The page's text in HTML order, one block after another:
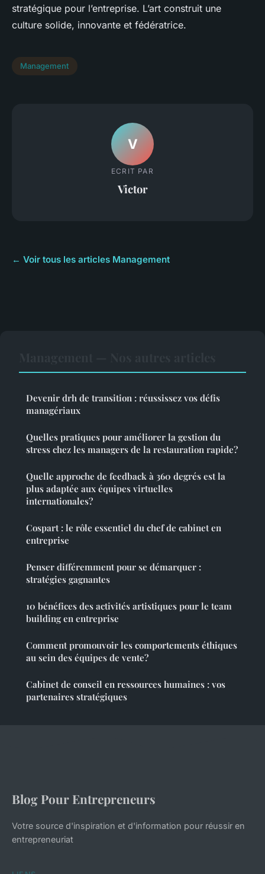
stratégique pour l’entreprise. L’art construit une
culture solide, innovante et fédératrice.
Management
V
ECRIT PAR
Victor
← Voir tous les articles Management
Devenir drh de transition : réussissez vos défis
managériaux
Quelles pratiques pour améliorer la gestion du
stress chez les managers de la restauration rapide?
Quelle approche de feedback à 360 degrés est la
plus adaptée aux équipes virtuelles
internationales?
Cospart : le rôle essentiel du chef de cabinet en
entreprise
Penser différemment pour se démarquer :
stratégies gagnantes
10 bénéfices des activités artistiques pour le team
building en entreprise
Comment promouvoir les comportements éthiques
au sein des équipes de vente?
Cabinet de conseil en ressources humaines : vos
partenaires stratégiques
Blog Pour Entrepreneurs
Votre source d'inspiration et d'information pour réussir en
entrepreneuriat